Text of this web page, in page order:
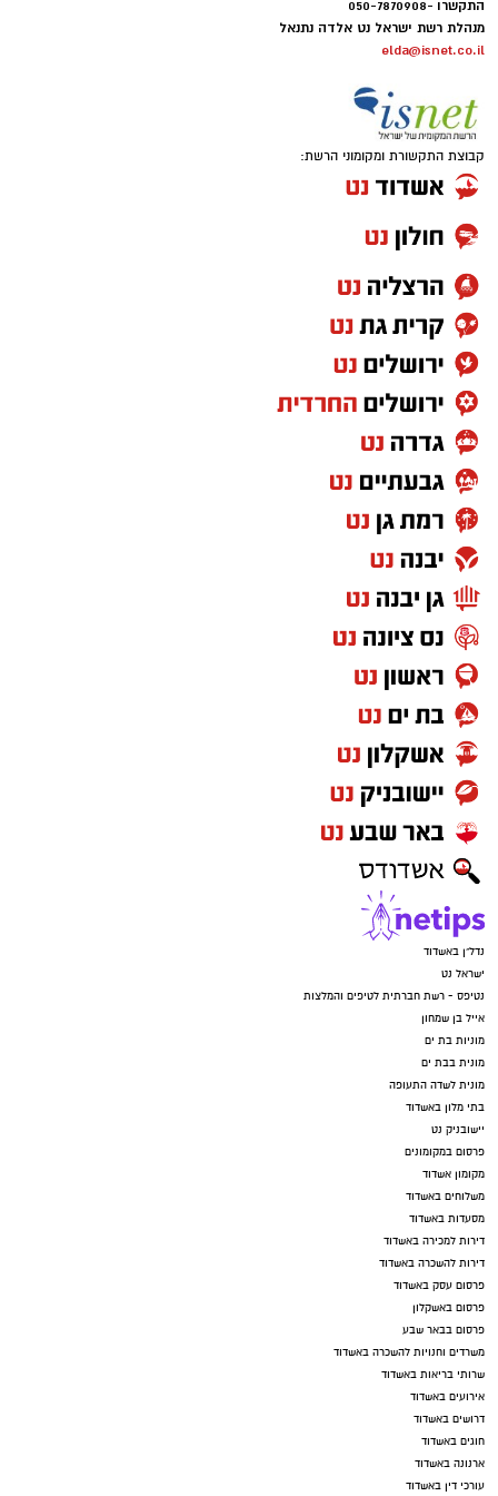
התקשרו -050-7870908
מנהלת רשת ישראל נט אלדה נתנאל
elda@isnet.co.il
קבוצת התקשורת ומקומוני הרשת:
נדל"ן באשדוד
ישראל נט
נטיפס - רשת חברתית לטיפים והמלצות
אייל בן שמחון
מוניות בת ים
מונית בבת ים
מונית לשדה התעופה
בתי מלון באשדוד
יישובניק נט
פרסום במקומונים
מקומון אשדוד
משלוחים באשדוד
מסעדות באשדוד
דירות למכירה באשדוד
דירות להשכרה באשדוד
פרסום עסק באשדוד
פרסום באשקלון
פרסום בבאר שבע
משרדים וחנויות להשכרה באשדוד
שרותי בריאות באשדוד
אירועים באשדוד
דרושים באשדוד
חוגים באשדוד
ארנונה באשדוד
עורכי דין באשדוד